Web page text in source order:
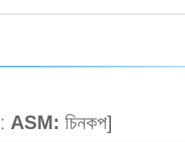
ASM: চিনকপ]